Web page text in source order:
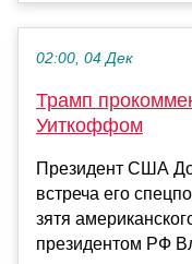
02:00, 04 Дек
Трамп
Уиткоффом
Президент США
встреча его
зятя
президентом РФ